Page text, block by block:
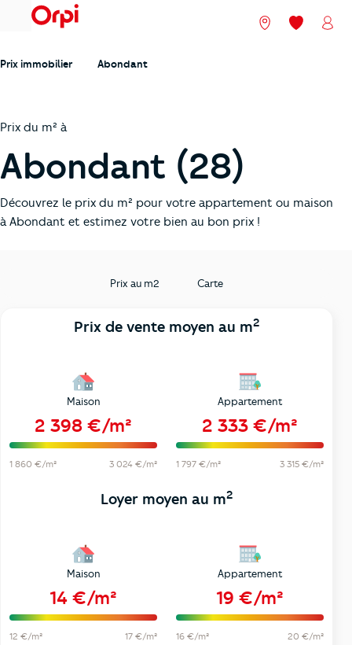
menu Nos agences
Mes
Prix immobilier Abondant
Prix du m² à
Abondant (28)
Découvrez le prix du m² pour votre appartement ou maison
à Abondant et estimez votre bien au bon prix !
Prix au m2 Carte
Prix de vente moyen au m2
Maison
2 398 €/m²
1 860 €/m² 3 024 €/m²
Appartement
2 333 €/m²
1 797 €/m² 3 315 €/m²
Loyer moyen au m2
Maison
14 €/m²
12 €/m² 17 €/m²
Appartement
19 €/m²
16 €/m² 20 €/m²